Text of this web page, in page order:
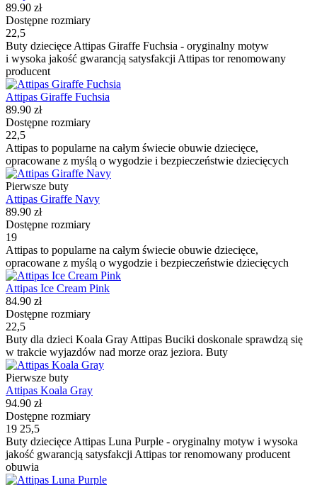
89.90 zł
Dostępne rozmiary
22,5
Buty dziecięce Attipas Giraffe Fuchsia - oryginalny motyw
i wysoka jakość gwarancją satysfakcji Attipas tor renomowany
producent
Attipas Giraffe Fuchsia
89.90 zł
Dostępne rozmiary
22,5
Attipas to popularne na całym świecie obuwie dziecięce,
opracowane z myślą o wygodzie i bezpieczeństwie dziecięcych
Pierwsze buty
Attipas Giraffe Navy
89.90 zł
Dostępne rozmiary
19
Attipas to popularne na całym świecie obuwie dziecięce,
opracowane z myślą o wygodzie i bezpieczeństwie dziecięcych
Attipas Ice Cream Pink
84.90 zł
Dostępne rozmiary
22,5
Buty dla dzieci Koala Gray Attipas Buciki doskonale sprawdzą się
w trakcie wyjazdów nad morze oraz jeziora. Buty
Pierwsze buty
Attipas Koala Gray
94.90 zł
Dostępne rozmiary
19 25,5
Buty dziecięce Attipas Luna Purple - oryginalny motyw i wysoka
jakość gwarancją satysfakcji Attipas tor renomowany producent
obuwia